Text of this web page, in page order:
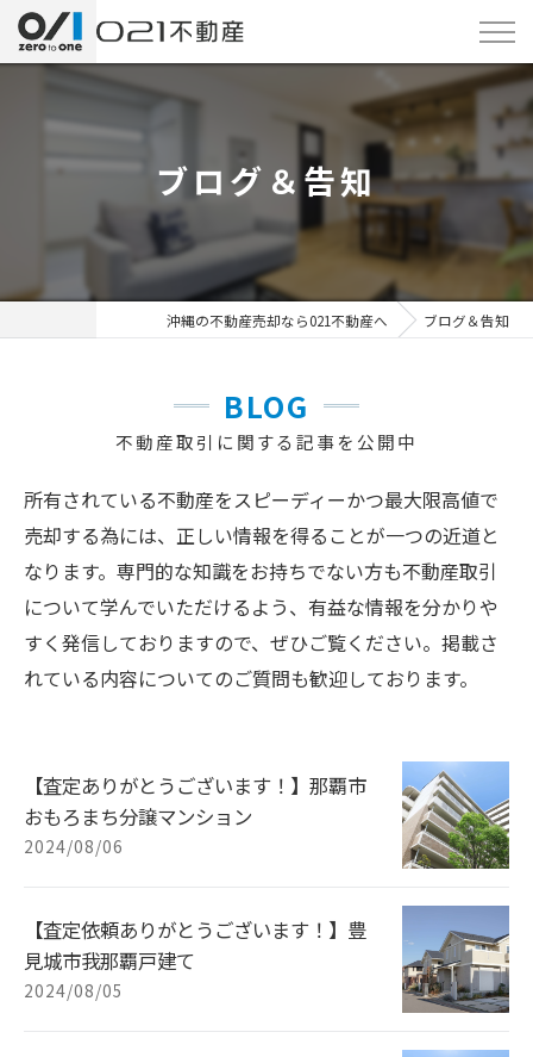
ブログ＆告知
沖縄の不動産売却なら021不動産へ ブログ＆告知
BLOG
不動産取引に関する記事を公開中
所有されている不動産をスピーディーかつ最大限高値で
売却する為には、正しい情報を得ることが一つの近道と
なります。専門的な知識をお持ちでない方も不動産取引
について学んでいただけるよう、有益な情報を分かりや
すく発信しておりますので、ぜひご覧ください。掲載さ
れている内容についてのご質問も歓迎しております。
【査定ありがとうございます！】那覇市
おもろまち分譲マンション
2024/08/06
【査定依頼ありがとうございます！】豊
見城市我那覇戸建て
2024/08/05